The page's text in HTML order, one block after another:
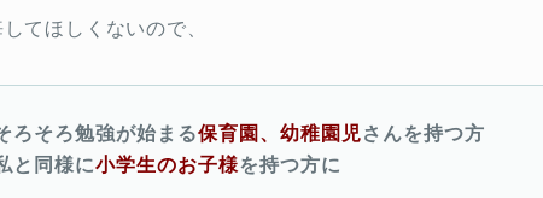
てほしくないので、
ろそろ勉強が始まる保育園、幼稚園児さんを持つ方
と同様に小学生のお子様を持つ方に